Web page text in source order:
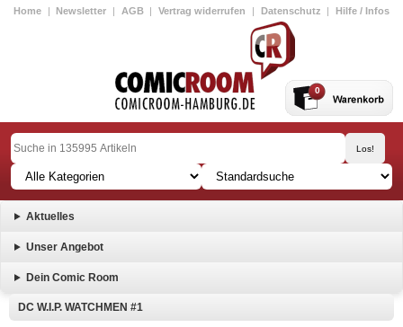
Home | Newsletter | AGB | Vertrag widerrufen | Datenschutz | Hilfe / Infos
0
Aktuelles
Unser Angebot
Dein Comic Room
DC W.I.P. WATCHMEN #1